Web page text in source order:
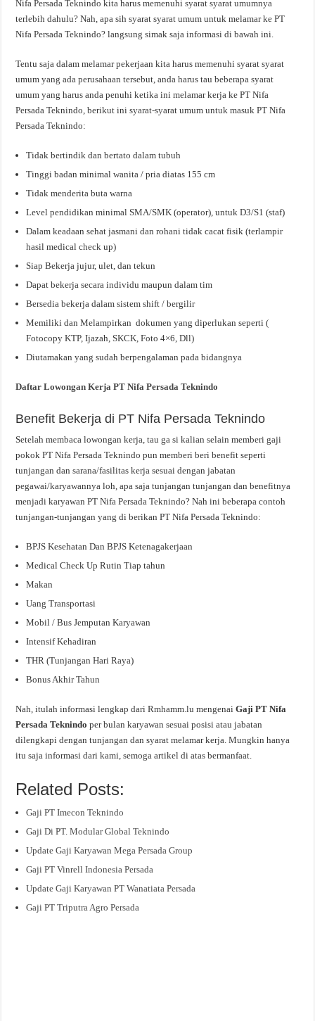
Nifa Persada Teknindo kita harus memenuhi syarat syarat umumnya
terlebih dahulu? Nah, apa sih syarat syarat umum untuk melamar ke PT
Nifa Persada Teknindo? langsung simak saja informasi di bawah ini.
Tentu saja dalam melamar pekerjaan kita harus memenuhi syarat syarat
umum yang ada perusahaan tersebut, anda harus tau beberapa syarat
umum yang harus anda penuhi ketika ini melamar kerja ke PT Nifa
Persada Teknindo, berikut ini syarat-syarat umum untuk masuk PT Nifa
Persada Teknindo:
Tidak bertindik dan bertato dalam tubuh
Tinggi badan minimal wanita / pria diatas 155 cm
Tidak menderita buta warna
Level pendidikan minimal SMA/SMK (operator), untuk D3/S1 (staf)
Dalam keadaan sehat jasmani dan rohani tidak cacat fisik (terlampir
hasil medical check up)
Siap Bekerja jujur, ulet, dan tekun
Dapat bekerja secara individu maupun dalam tim
Bersedia bekerja dalam sistem shift / bergilir
Memiliki dan Melampirkan dokumen yang diperlukan seperti (
Fotocopy KTP, Ijazah, SKCK, Foto 4×6, Dll)
Diutamakan yang sudah berpengalaman pada bidangnya
Daftar Lowongan Kerja PT Nifa Persada Teknindo
Benefit Bekerja di PT Nifa Persada Teknindo
Setelah membaca lowongan kerja, tau ga si kalian selain memberi gaji
pokok PT Nifa Persada Teknindo pun memberi beri benefit seperti
tunjangan dan sarana/fasilitas kerja sesuai dengan jabatan
pegawai/karyawannya loh, apa saja tunjangan tunjangan dan benefitnya
menjadi karyawan PT Nifa Persada Teknindo? Nah ini beberapa contoh
tunjangan-tunjangan yang di berikan PT Nifa Persada Teknindo:
BPJS Kesehatan Dan BPJS Ketenagakerjaan
Medical Check Up Rutin Tiap tahun
Makan
Uang Transportasi
Mobil / Bus Jemputan Karyawan
Intensif Kehadiran
THR (Tunjangan Hari Raya)
Bonus Akhir Tahun
Nah, itulah informasi lengkap dari Rmhamm.lu mengenaiGaji PT Nifa
Persada Teknindoper bulan karyawan sesuai posisi atau jabatan
dilengkapi dengan tunjangan dan syarat melamar kerja. Mungkin hanya
itu saja informasi dari kami, semoga artikel di atas bermanfaat.
Related Posts:
Gaji PT Imecon Teknindo
Gaji Di PT. Modular Global Teknindo
Update Gaji Karyawan Mega Persada Group
Gaji PT Vinrell Indonesia Persada
Update Gaji Karyawan PT Wanatiata Persada
Gaji PT Triputra Agro Persada